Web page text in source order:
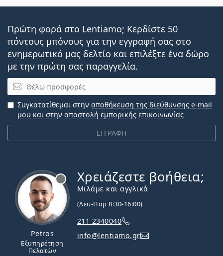
Πρώτη φορά στο Lentiamo; Κερδίστε 50
πόντους μπόνους για την εγγραφή σας στο
ενημερωτικό μας δελτίο και επιλέξτε ένα δώρο
με την πρώτη σας παραγγελία.
Email
ΕΓΓΡΑΦΗ
Συγκατατίθεμαι στην αποθήκευση της διεύθυνσης e-mail
μου και στην αποστολή εμπορικής επικοινωνίας
Petros
Εξυπηρέτηση
Πελατών
Χρειάζεστε βοήθεια;
Μιλάμε και αγγλικά
(Δευ-Παρ 8:30-16:00)
211 2340040
info@lentiamo.gr